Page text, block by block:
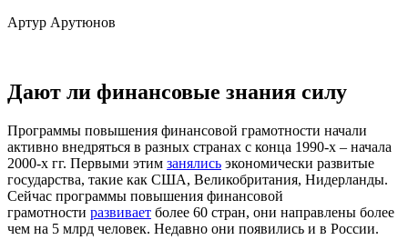
Артур Арутюнов
Дают ли финансовые знания силу
Программы повышения финансовой грамотности начали
активно внедряться в разных странах с конца 1990-х – начала
2000-х гг. Первыми этим занялись экономически развитые
государства, такие как США, Великобритания, Нидерланды.
Сейчас программы повышения финансовой
грамотности развивает более 60 стран, они направлены более
чем на 5 млрд человек. Недавно они появились и в России.